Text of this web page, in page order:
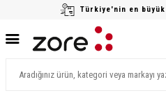
Türkiye'nin en büyük